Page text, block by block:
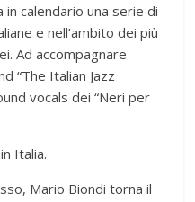
in calendario una serie di
e nell’ambito dei più
Ad accompagnare
“The Italian Jazz
vocals dei “Neri per
Italia.
Mario Biondi torna il